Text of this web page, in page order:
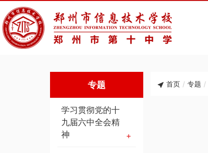
专题
学习贯彻党的十
九届六中全会精
神
首页 / 专题 /